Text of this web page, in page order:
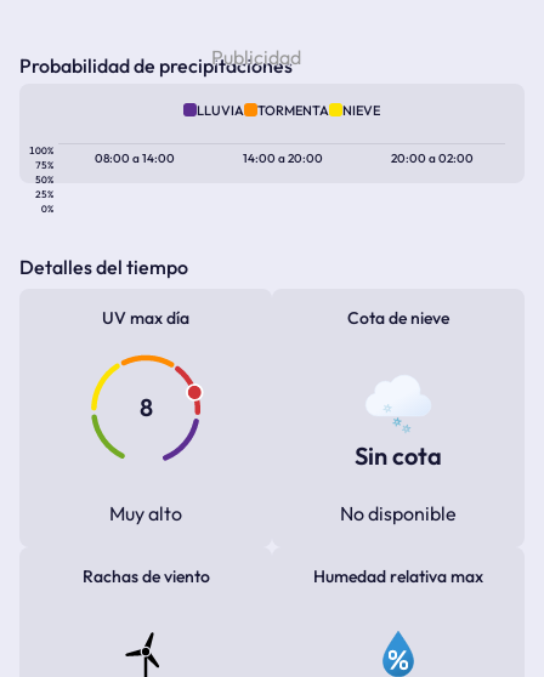
Probabilidad de precipitaciones
LLUVIA TORMENTA NIEVE
100%
75%
50%
25%
0%
08:00a14:00 14:00a20:00 20:00a02:00
Detalles del tiempo
UV max día
8
Muy alto
Cota de nieve
Sin cota
No disponible
Rachas de viento Humedad relativa max